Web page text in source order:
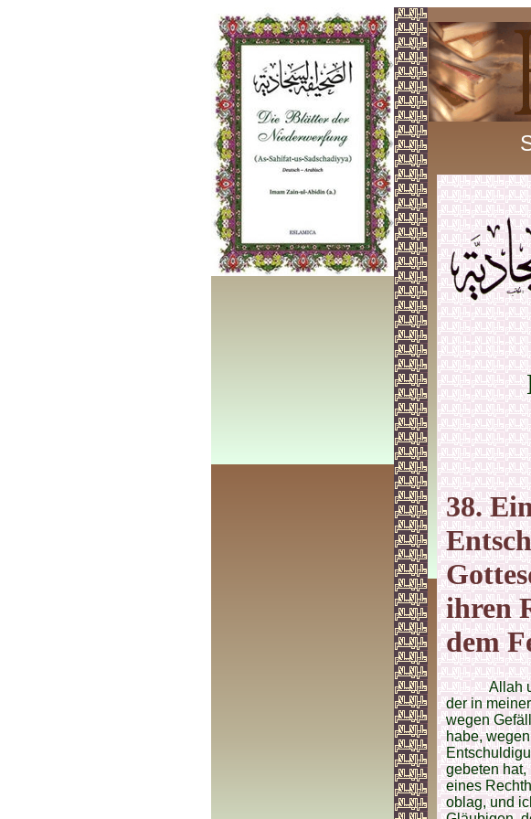
38.
ihren
dem
Allah
der in
wegen
habe,
gebeten
eines
oblag, und